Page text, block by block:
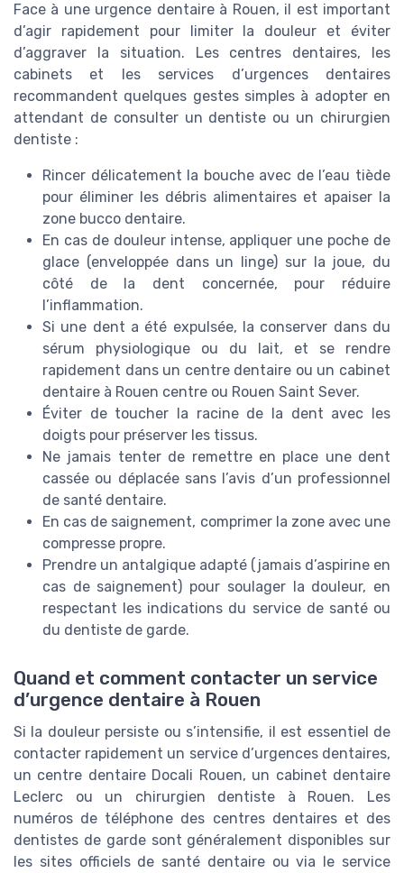
Face à une urgence dentaire à Rouen, il est important
d’agir rapidement pour limiter la douleur et éviter
d’aggraver la situation. Les centres dentaires, les
cabinets et les services d’urgences dentaires
recommandent quelques gestes simples à adopter en
attendant de consulter un dentiste ou un chirurgien
dentiste :
Rincer délicatement la bouche avec de l’eau tiède
pour éliminer les débris alimentaires et apaiser la
zone bucco dentaire.
En cas de douleur intense, appliquer une poche de
glace (enveloppée dans un linge) sur la joue, du
côté de la dent concernée, pour réduire
l’inflammation.
Si une dent a été expulsée, la conserver dans du
sérum physiologique ou du lait, et se rendre
rapidement dans un centre dentaire ou un cabinet
dentaire à Rouen centre ou Rouen Saint Sever.
Éviter de toucher la racine de la dent avec les
doigts pour préserver les tissus.
Ne jamais tenter de remettre en place une dent
cassée ou déplacée sans l’avis d’un professionnel
de santé dentaire.
En cas de saignement, comprimer la zone avec une
compresse propre.
Prendre un antalgique adapté (jamais d’aspirine en
cas de saignement) pour soulager la douleur, en
respectant les indications du service de santé ou
du dentiste de garde.
Quand et comment contacter un service
d’urgence dentaire à Rouen
Si la douleur persiste ou s’intensifie, il est essentiel de
contacter rapidement un service d’urgences dentaires,
un centre dentaire Docali Rouen, un cabinet dentaire
Leclerc ou un chirurgien dentiste à Rouen. Les
numéros de téléphone des centres dentaires et des
dentistes de garde sont généralement disponibles sur
les sites officiels de santé dentaire ou via le service